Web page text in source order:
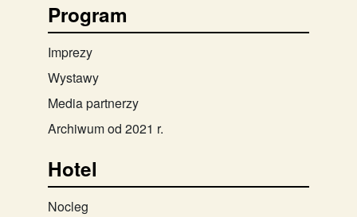
Program
Imprezy
Wystawy
Media partnerzy
Archiwum od 2021 r.
Hotel
Nocleg